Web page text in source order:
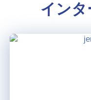
イン